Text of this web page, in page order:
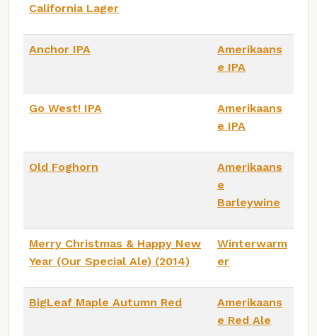
California Lager
Anchor IPA
Amerikaans
e IPA
Go West! IPA
Amerikaans
e IPA
Old Foghorn
Amerikaans
e
Barleywine
Merry Christmas & Happy New
Year (Our Special Ale) (2014)
Winterwarm
er
BigLeaf Maple Autumn Red
Amerikaans
e Red Ale